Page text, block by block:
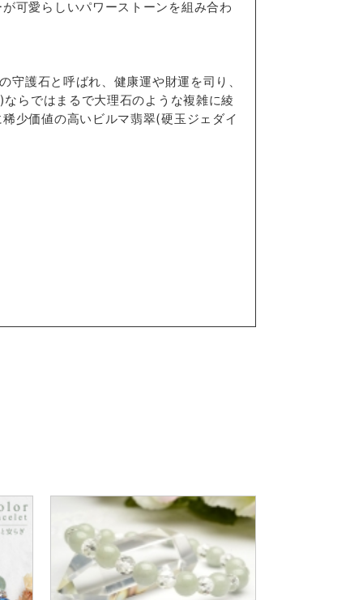
可愛らしいパワーストーンを組み合わ
護石と呼ばれ、健康運や財運を司り、
らではまるで大理石のような複雑に綾
少価値の高いビルマ翡翠(硬玉ジェダイ